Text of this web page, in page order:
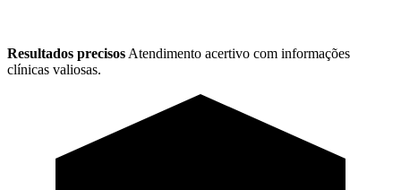
Resultados precisos Atendimento acertivo com informações
clínicas valiosas.